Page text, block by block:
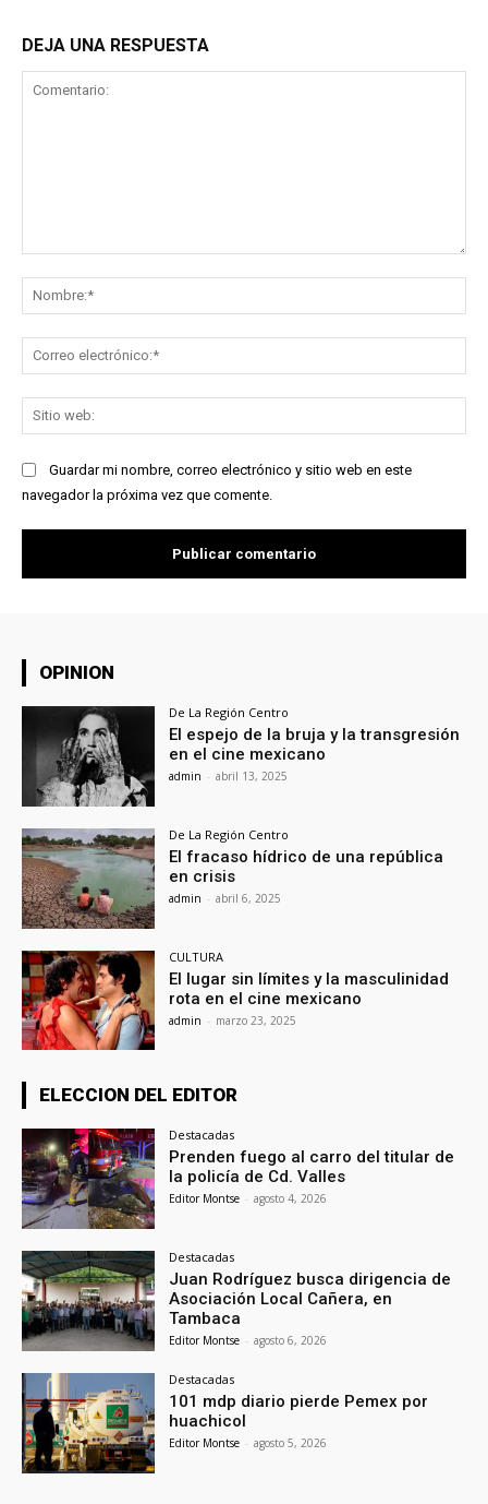
DEJA UNA RESPUESTA
Guardar mi nombre, correo electrónico y sitio web en este
navegador la próxima vez que comente.
OPINION
De La Región Centro
El espejo de la bruja y la transgresión
en el cine mexicano
admin - abril 13, 2025
De La Región Centro
El fracaso hídrico de una república
en crisis
admin - abril 6, 2025
CULTURA
El lugar sin límites y la masculinidad
rota en el cine mexicano
admin - marzo 23, 2025
ELECCION DEL EDITOR
Destacadas
Prenden fuego al carro del titular de
la policía de Cd. Valles
Editor Montse - agosto 4, 2026
Destacadas
Juan Rodríguez busca dirigencia de
Asociación Local Cañera, en
Tambaca
Editor Montse - agosto 6, 2026
Destacadas
101 mdp diario pierde Pemex por
huachicol
Editor Montse - agosto 5, 2026